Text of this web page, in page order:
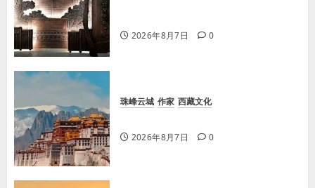
2026年8月7日 0
珠峰云城 作家 西藏文化
2026年8月7日 0